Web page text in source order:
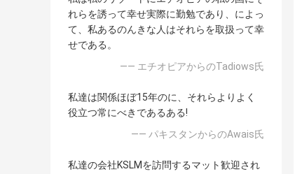
れらを誘って幸せ実際に勤勉であり、によっ
て、私あるのんきな人はそれらを取扱って幸
せである。
—— エチオピアからのTadiows氏
私達は関係ほぼ15年のに、それらよりよく
役立つ常にべきであるある!
—— パキスタンからのAwais氏
私達の会社KSLMを訪問するマット歓迎され